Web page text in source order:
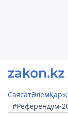
СаясатӘлем
#Референдум-